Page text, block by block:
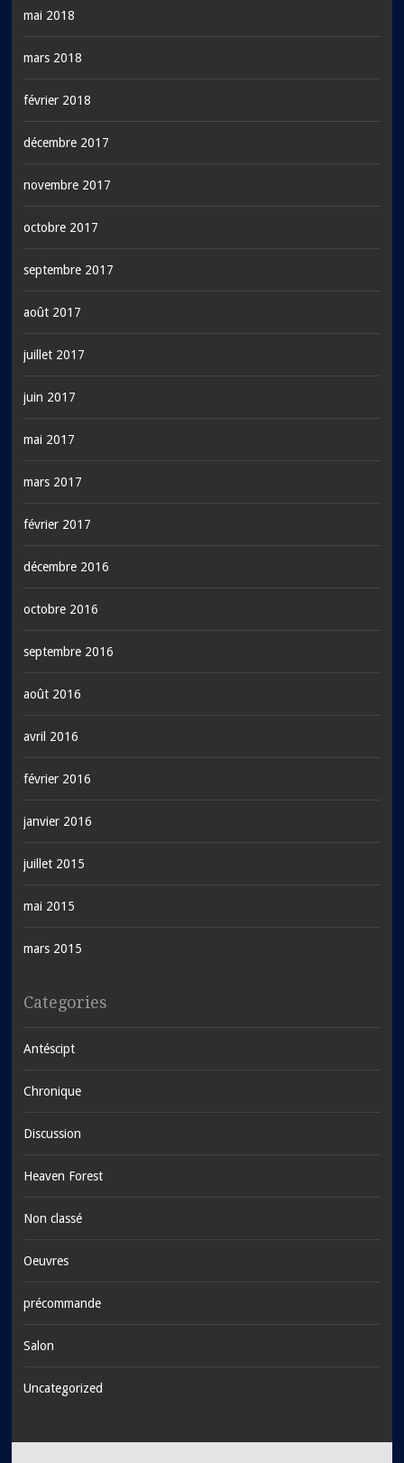
mai 2018
mars 2018
février 2018
décembre 2017
novembre 2017
octobre 2017
septembre 2017
août 2017
juillet 2017
juin 2017
mai 2017
mars 2017
février 2017
décembre 2016
octobre 2016
septembre 2016
août 2016
avril 2016
février 2016
janvier 2016
juillet 2015
mai 2015
mars 2015
Categories
Antéscipt
Chronique
Discussion
Heaven Forest
Non classé
Oeuvres
précommande
Salon
Uncategorized